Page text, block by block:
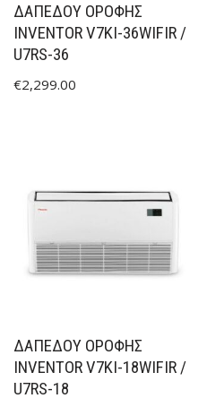
ΔΑΠΕΔΟΥ ΟΡΟΦΗΣ
INVENTOR V7KI-36WIFIR /
U7RS-36
€2,299.00
ΔΑΠΕΔΟΥ ΟΡΟΦΗΣ
INVENTOR V7KI-18WIFIR /
U7RS-18